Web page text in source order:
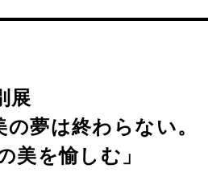
展
夢は終わらない。
美を愉しむ」